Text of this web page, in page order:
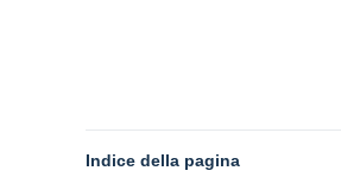
Indice della pagina